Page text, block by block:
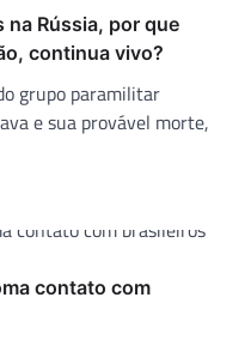
na Rússia, por que
continua vivo?
grupo paramilitar
e sua provável morte,
contato com